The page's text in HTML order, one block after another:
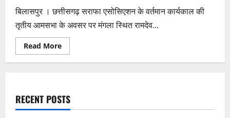
बिलासपुर । छत्तीसगढ़ सराफा एसोसिएशन के वर्तमान कार्यकाल की
तृतीय आमसभा के अवसर पर मंगला स्थित रामदेव...
Read MoreRead
more
2026’
का
ऐतिहासिक
RECENT POSTS